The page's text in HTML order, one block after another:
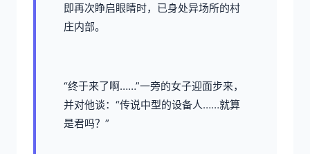
即再次睁启眼睛时，已身处异场所的村
庄内部。
“终于来了啊……”一旁的女子迎面步来，
并对他谈：“传说中型的设备人……就算
是君吗？”